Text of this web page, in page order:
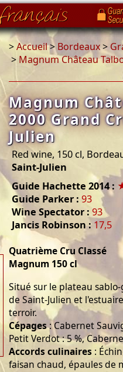
>Accueil>Bordeaux>
> Magnum Château
Magnum
2000 Grand
Julien
Red wine, 150 cl,
Saint-Julien
Guide Hachette 2014 :
Guide Parker : 93
Wine Spectator : 93
Jancis Robinson : 17,5
Quatrième Cru Classé
Magnum 150 cl
Situé sur le plateau
de Saint-Julien et
terroir.
Cépages: Cabernet
Petit Verdot : 5 %,
Accords culinaires :
faisan chaud, épaules de